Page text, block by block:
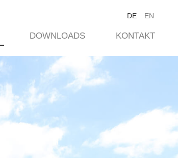
DOWNLOADS KONTAKT
DE EN